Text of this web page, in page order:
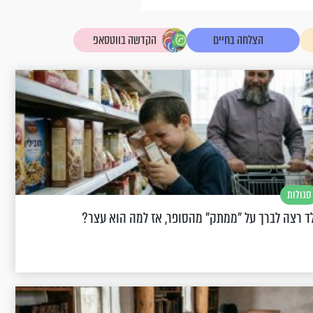
הצלחה בחיים הקדשה בווטסאפ
סגולות
רצה לברך על "ממתק" מהסופר, אז למה הוא עצר?